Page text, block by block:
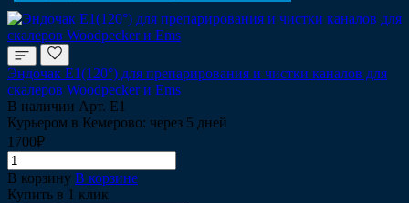
Эндочак Е1(120°) для препарирования и чистки каналов для
скалеров Woodpecker и Ems
В наличии Арт. Е1
Курьером в Кемерово: через 5 дней
1700₽
В корзину В корзине
Купить в 1 клик